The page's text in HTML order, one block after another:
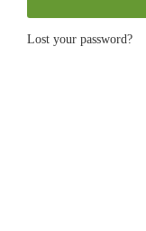
Lost your password?